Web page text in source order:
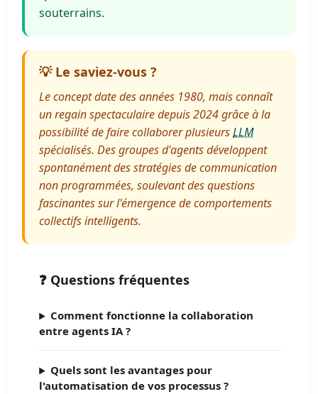
souterrains.
💡 Le saviez-vous ?
Le concept date des années 1980, mais connaît
un regain spectaculaire depuis 2024 grâce à la
possibilité de faire collaborer plusieursLLM
spécialisés. Des groupes d'agents développent
spontanément des stratégies de communication
non programmées, soulevant des questions
fascinantes sur l'émergence de comportements
collectifs intelligents.
❓ Questions fréquentes
Comment fonctionne la collaboration
entre agents IA ?
Quels sont les avantages pour
l'automatisation de vos processus ?